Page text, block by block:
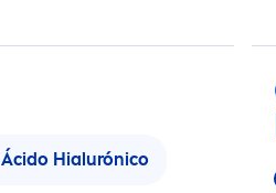
Ácido Hialurónico